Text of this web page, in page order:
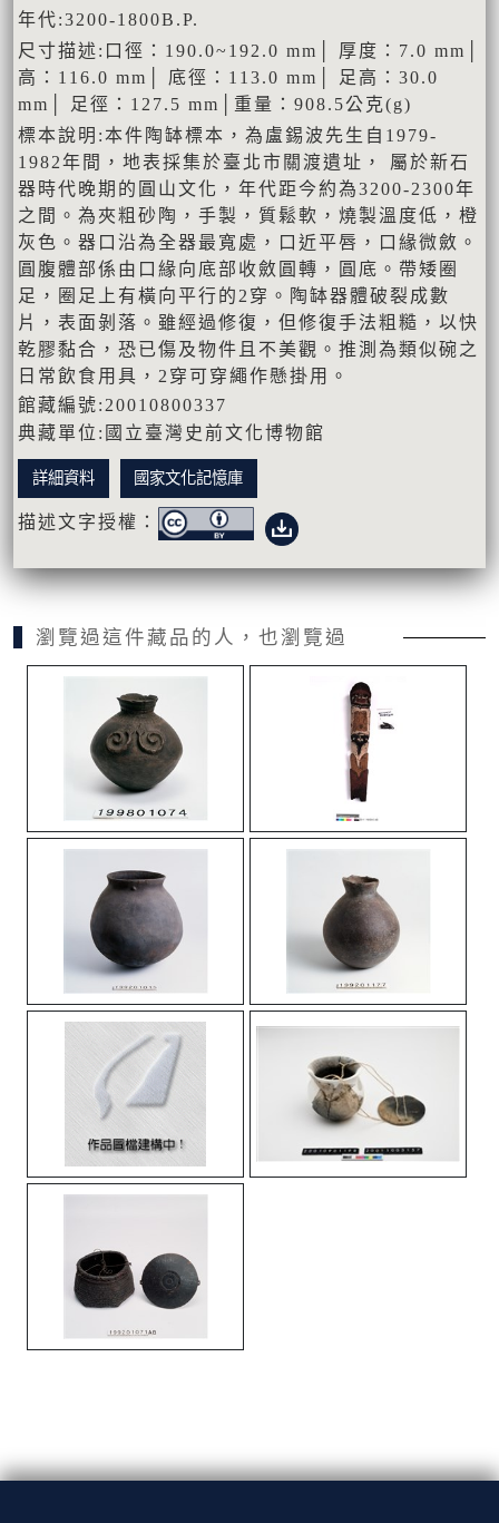
年代:3200-1800B.P.
尺寸描述:口徑：190.0~192.0 mm│ 厚度：7.0 mm│
高：116.0 mm│ 底徑：113.0 mm│ 足高：30.0
mm│ 足徑：127.5 mm│重量：908.5公克(g)
標本說明:本件陶缽標本，為盧錫波先生自1979-
1982年間，地表採集於臺北市關渡遺址， 屬於新石
器時代晚期的圓山文化，年代距今約為3200-2300年
之間。為夾粗砂陶，手製，質鬆軟，燒製溫度低，橙
灰色。器口沿為全器最寬處，口近平唇，口緣微斂。
圓腹體部係由口緣向底部收斂圓轉，圓底。帶矮圈
足，圈足上有橫向平行的2穿。陶缽器體破裂成數
片，表面剝落。雖經過修復，但修復手法粗糙，以快
乾膠黏合，恐已傷及物件且不美觀。推測為類似碗之
日常飲食用具，2穿可穿繩作懸掛用。
館藏編號:20010800337
典藏單位:國立臺灣史前文化博物館
詳細資料 國家文化記憶庫
描述文字授權：
瀏覽過這件藏品的人，也瀏覽過